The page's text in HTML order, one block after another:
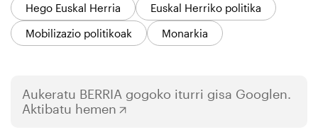
Hego Euskal Herria
Euskal Herriko politika
Mobilizazio politikoak
Monarkia
Aukeratu BERRIA gogoko iturri gisa Googlen.
Aktibatu hemen